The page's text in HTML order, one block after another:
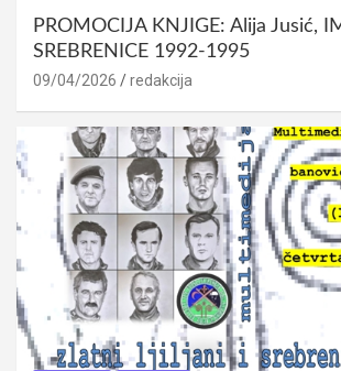
PROMOCIJA KNJIGE: Alija Jusić,
SREBRENICE 1992-1995
09/04/2026 redakcija